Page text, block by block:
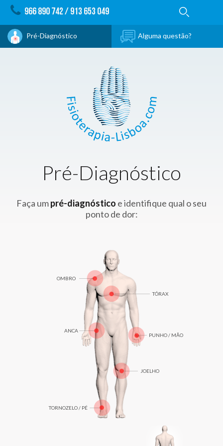
966 890 742/913 653 049
Pré-Diagnóstico Alguma questão?
Pré-Diagnóstico
Faça umpré-diagnóstico e identifique qual o seu
ponto de dor:
OMBRO
TÓRAX
ANCA
PUNHO / MÃO
JOELHO
TORNOZELO / PÉ